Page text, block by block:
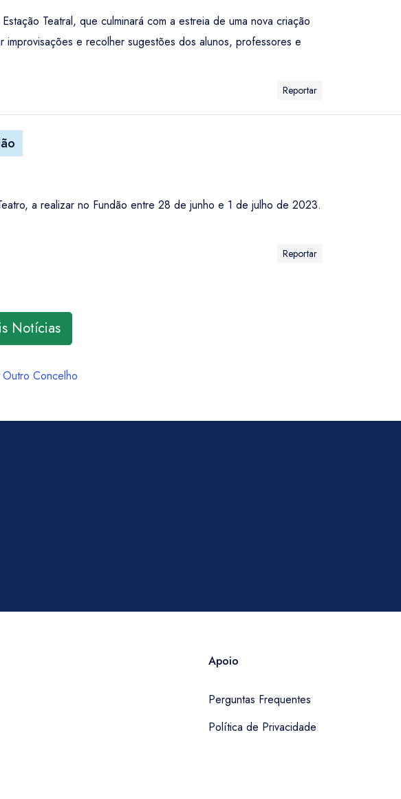
Teatral, que culminará com a estreia de uma nova criação
e recolher sugestões dos alunos, professores e
Reportar
a realizar no Fundão entre 28 de junho e 1 de julho de 2023.
Reportar
Notícias
Outro Concelho
Apoio
Perguntas Frequentes
Política de Privacidade